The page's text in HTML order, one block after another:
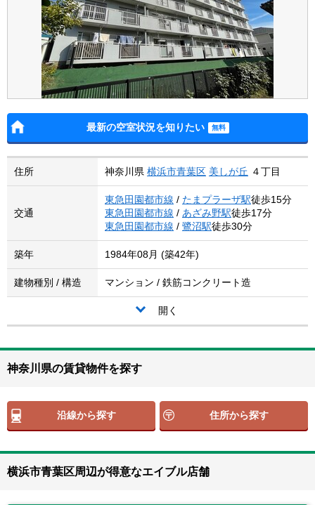
最新の空室状況を知りたい
住所 神奈川県 横浜市青葉区 美しが丘 ４丁目
交通
東急田園都市線 / たまプラーザ駅徒歩15分
東急田園都市線 / あざみ野駅徒歩17分
東急田園都市線 / 鷺沼駅徒歩30分
築年 1984年08月 (築42年)
建物種別 / 構造 マンション / 鉄筋コンクリート造
開く
神奈川県の賃貸物件を探す
沿線から探す 住所から探す
横浜市青葉区周辺が得意なエイブル店舗